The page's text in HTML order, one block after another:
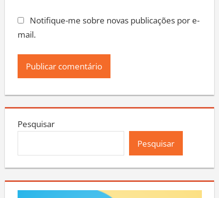
Notifique-me sobre novas publicações por e-
mail.
Pesquisar
Pesquisar